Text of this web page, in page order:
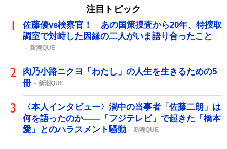
注目トピック
佐藤優vs検察官！ あの国策捜査から20年、特捜取
調室で対峙した因縁の二人がいま語り合ったこと
新潮QUE
肉乃小路ニクヨ「わたし」の人生を生きるための5
冊
新潮QUE
〈本人インタビュー〉渦中の当事者「佐藤二朗」は
何を語ったのか――「フジテレビ」で起きた「橋本
愛」とのハラスメント騒動
新潮QUE